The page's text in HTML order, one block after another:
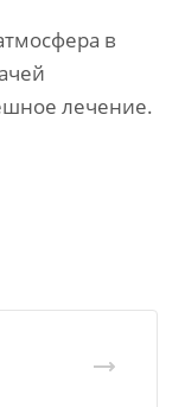
в
лечение.